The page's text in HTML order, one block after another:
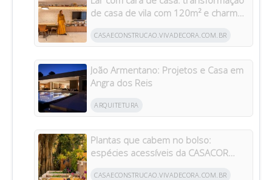
de casa de vila com 120m² e charme
CASAECONSTRUCAO.VIVADECORA.COM.BR
João Armentano: Projetos e Casa em
Angra dos Reis
ARQUITETURA
Plantas que cabem no bolso:
espécies acessíveis da CASACOR
CASAECONSTRUCAO.VIVADECORA.COM.BR